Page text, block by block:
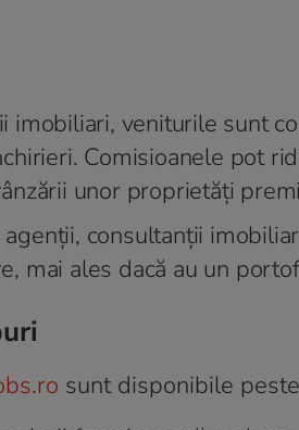
imobiliari, veniturile sunt
Comisioanele pot
unor proprietăți
consultanții
mai ales dacă au un
sunt disponibile